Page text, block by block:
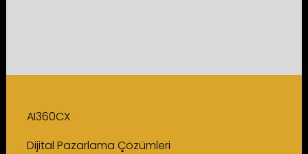
AI360CX
Dijital Pazarlama Çözümleri